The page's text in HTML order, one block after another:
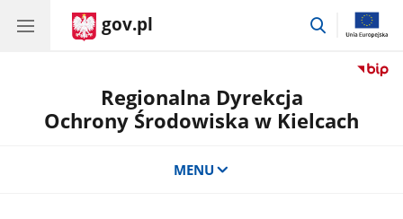
gov.pl
przejdź
Regionalna Dyrekcja
Ochrony Środowiska w Kielcach
MENU